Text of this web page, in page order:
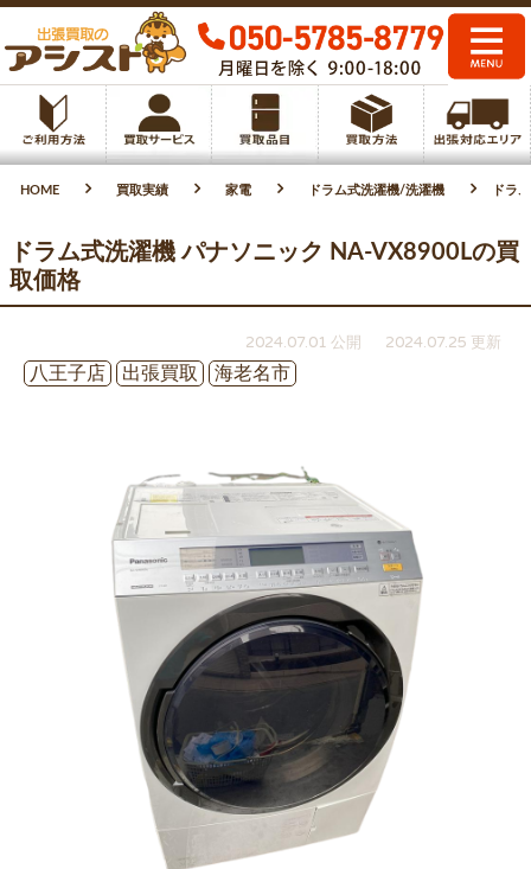
HOME 買取実績 家電 ドラム式洗濯機/洗濯機 ドラ
ドラム式洗濯機 パナソニック NA-VX8900Lの買
取価格
2024.07.01 公開
2024.07.25 更新
八王子店
出張買取 海老名市